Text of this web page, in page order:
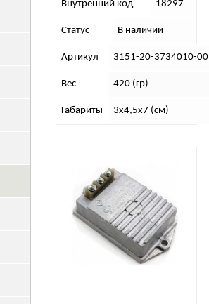
Внутренний код 18297
Статус В наличии
Артикул 3151-20-3734010-00
Вес 420 (гр)
Габариты 3х4,5х7 (см)